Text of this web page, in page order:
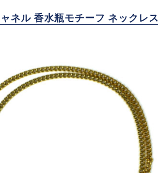
ネル 香水瓶モチーフ ネックレス